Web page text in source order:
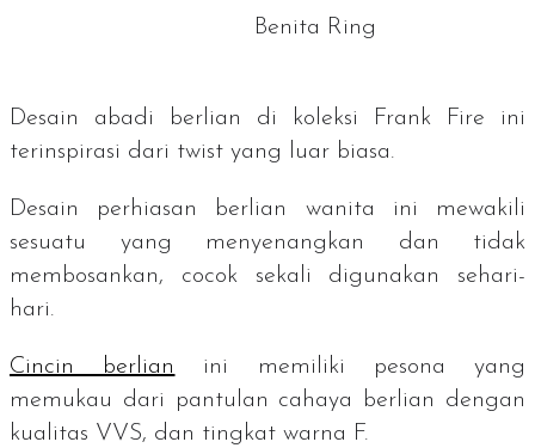
Benita Ring
Desain abadi berlian di koleksi Frank Fire ini
terinspirasi dari twist yang luar biasa.
Desain perhiasan berlian wanita ini mewakili
sesuatu yang menyenangkan dan tidak
membosankan, cocok sekali digunakan sehari-
hari.
Cincin berlian
ini memiliki pesona yang
memukau dari pantulan cahaya berlian dengan
kualitas VVS, dan tingkat warna F.